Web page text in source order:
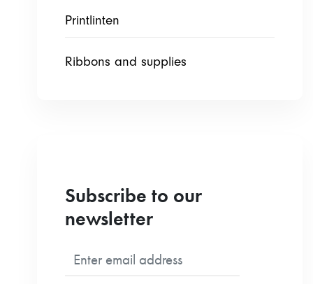
Printlinten
Ribbons and supplies
Subscribe to our
newsletter